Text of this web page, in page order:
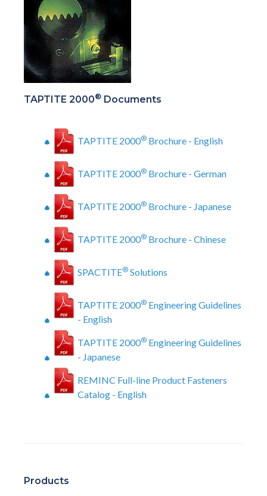
TAPTITE 2000® Documents
TAPTITE 2000® Brochure - English
TAPTITE 2000® Brochure - German
TAPTITE 2000® Brochure - Japanese
TAPTITE 2000® Brochure - Chinese
SPACTITE® Solutions
TAPTITE 2000® Engineering Guidelines
- English
TAPTITE 2000® Engineering Guidelines
- Japanese
REMINC Full-line Product Fasteners
Catalog - English
Products